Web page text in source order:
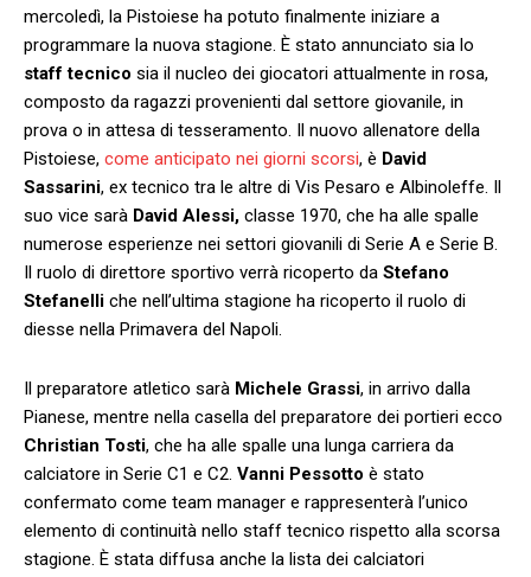
mercoledì, la Pistoiese ha potuto finalmente iniziare a
programmare la nuova stagione. È stato annunciato sia lo
staff tecnico sia il nucleo dei giocatori attualmente in rosa,
composto da ragazzi provenienti dal settore giovanile, in
prova o in attesa di tesseramento. Il nuovo allenatore della
Pistoiese, come anticipato nei giorni scorsi, è David
Sassarini, ex tecnico tra le altre di Vis Pesaro e Albinoleffe. Il
suo vice sarà David Alessi, classe 1970, che ha alle spalle
numerose esperienze nei settori giovanili di Serie A e Serie B.
Il ruolo di direttore sportivo verrà ricoperto da Stefano
Stefanelli che nell’ultima stagione ha ricoperto il ruolo di
diesse nella Primavera del Napoli.
Il preparatore atletico sarà Michele Grassi, in arrivo dalla
Pianese, mentre nella casella del preparatore dei portieri ecco
Christian Tosti, che ha alle spalle una lunga carriera da
calciatore in Serie C1 e C2. Vanni Pessotto è stato
confermato come team manager e rappresenterà l’unico
elemento di continuità nello staff tecnico rispetto alla scorsa
stagione. È stata diffusa anche la lista dei calciatori